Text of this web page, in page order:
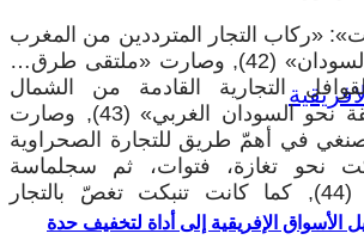
الأسواق الإفريقية إلى أداة لتخفيف حدة
«ركاب التجار المترددين من المغرب
إلى بلد مالي من السودان» (42), وصارت «ملتقى طرق…
التجارية القادمة من الشمال
الإفريقي، والمنطلقة نحو السودان الغربي» (43), وصارت
في أهمّ طريق للتجارة الصحراوية
نحو تغازة، فتوات، ثم سجلماسة
والمغرب الأوسط (44), كما كانت تنبكت تغصّ بالتجار